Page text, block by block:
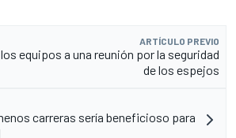
ARTÍCULO PREVIO
equipos a una reunión por la seguridad
de los espejos
carreras sería beneficioso para